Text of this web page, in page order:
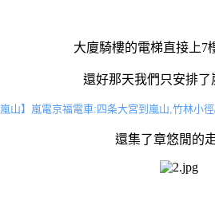
大廈騎樓的電梯直接上7
還好那天我們只安排了
嵐山】嵐電京福電車:四条大宮到嵐山,竹林小
還集了章悠閒的